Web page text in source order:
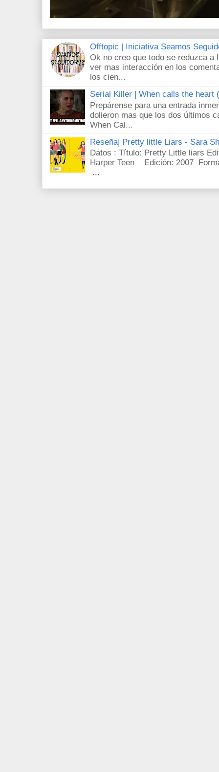
Offtopic | Iniciativa Seamos
Ok no creo que todo se reduzca a
ver mas interacción en los
los cien...
Serial Killer | When calls the heart
Prepárense para una entrada
dolieron mas que los dos últimos
When Cal...
Reseña| Pretty little Liars - Sara
Datos : Título: Pretty Little liars
Harper Teen Edición: 2007
...